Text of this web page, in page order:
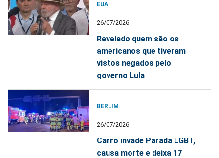
EUA
26/07/2026
Revelado quem são os
americanos que tiveram
vistos negados pelo
governo Lula
BERLIM
26/07/2026
Carro invade Parada LGBT,
causa morte e deixa 17